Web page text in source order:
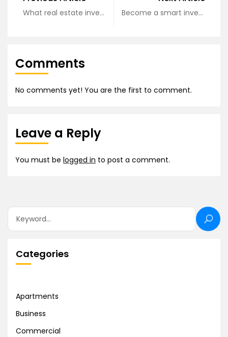
What real estate investors need to know? Become a smart investor today
Comments
No comments yet! You are the first to comment.
Leave a Reply
You must be logged in to post a comment.
Categories
Apartments
Business
Commercial